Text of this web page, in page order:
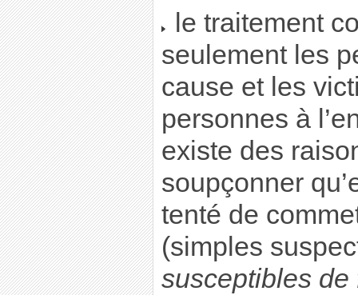
le traitement
seulement les
cause et les
personnes à
existe des
soupçonner
tenté de
(simples
susceptibles de